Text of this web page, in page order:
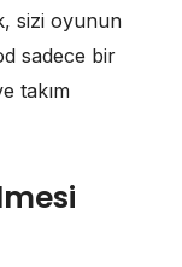
sizi oyunun
sadece bir
takım